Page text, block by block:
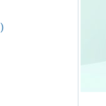
product